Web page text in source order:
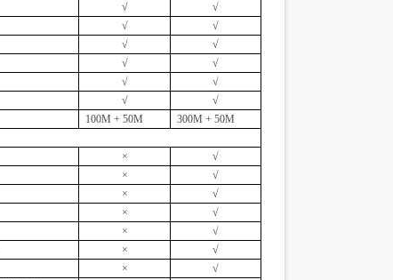
√
√
√
√
√
√
√
√
√ √
√
√
100M + 50M
300M + 50M
×
√
×
√
×
√
×
√
×
√
×
√
× √